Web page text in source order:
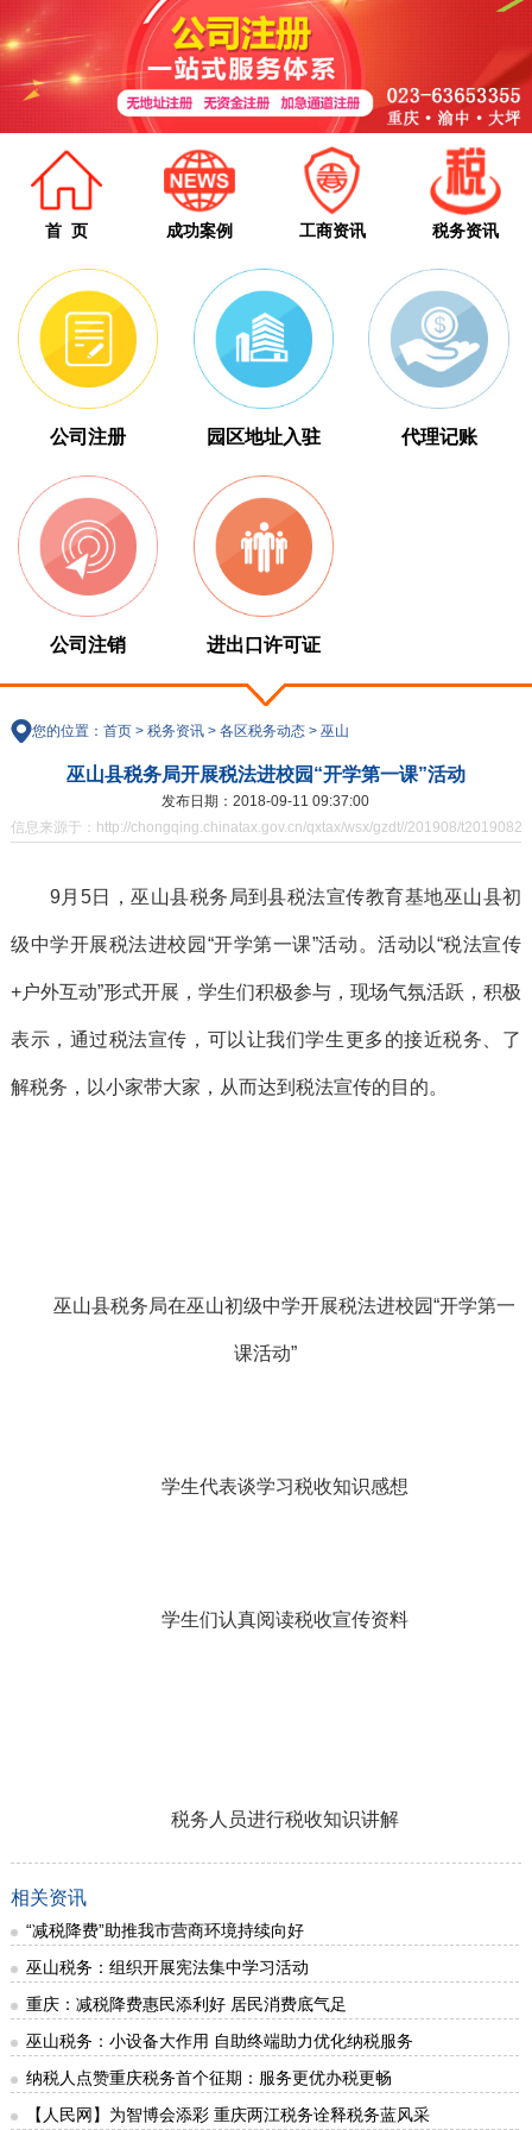
首 页 成功案例 工商资讯 税务资讯
公司注册 园区地址入驻 代理记账
公司注销 进出口许可证
您的位置： 首页> 税务资讯> 各区税务动态> 巫山
巫山县税务局开展税法进校园“开学第一课”活动
发布日期：2018-09-11 09:37:00
信息来源于：http://chongqing.chinatax.gov.cn/qxtax/wsx/gzdt//201908/
9月5日，巫山县税务局到县税法宣传教育基地巫山县初
级中学开展税法进校园“开学第一课”活动。活动以“税法宣传
+户外互动”形式开展，学生们积极参与，现场气氛活跃，积极
表示，通过税法宣传，可以让我们学生更多的接近税务、了
解税务，以小家带大家，从而达到税法宣传的目的。
巫山县税务局在巫山初级中学开展税法进校园“开学第一
课活动”
学生代表谈学习税收知识感想
学生们认真阅读税收宣传资料
税务人员进行税收知识讲解
相关资讯
“减税降费”助推我市营商环境持续向好
巫山税务：组织开展宪法集中学习活动
重庆：减税降费惠民添利好 居民消费底气足
巫山税务：小设备大作用 自助终端助力优化纳税服务
纳税人点赞重庆税务首个征期：服务更优办税更畅
【人民网】为智博会添彩 重庆两江税务诠释税务蓝风采